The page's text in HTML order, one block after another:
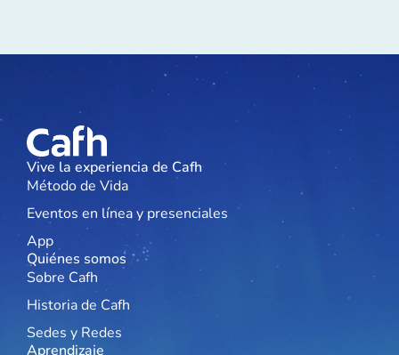
Vive la experiencia de Cafh
Método de Vida
Eventos en línea y presenciales
App
Quiénes somos
Sobre Cafh
Historia de Cafh
Sedes y Redes
Aprendizaje